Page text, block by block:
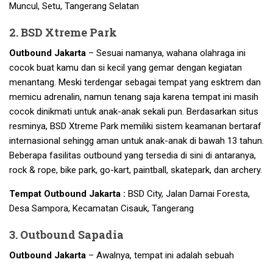
Muncul, Setu, Tangerang Selatan
2. BSD Xtreme Park
Outbound Jakarta – Sesuai namanya, wahana olahraga ini
cocok buat kamu dan si kecil yang gemar dengan kegiatan
menantang. Meski terdengar sebagai tempat yang esktrem dan
memicu adrenalin, namun tenang saja karena tempat ini masih
cocok dinikmati untuk anak-anak sekali pun. Berdasarkan situs
resminya, BSD Xtreme Park memiliki sistem keamanan bertaraf
internasional sehingg aman untuk anak-anak di bawah 13 tahun.
Beberapa fasilitas outbound yang tersedia di sini di antaranya,
rock & rope, bike park, go-kart, paintball, skatepark, dan archery.
Tempat Outbound Jakarta : BSD City, Jalan Damai Foresta,
Desa Sampora, Kecamatan Cisauk, Tangerang
3. Outbound Sapadia
Outbound Jakarta – Awalnya, tempat ini adalah sebuah